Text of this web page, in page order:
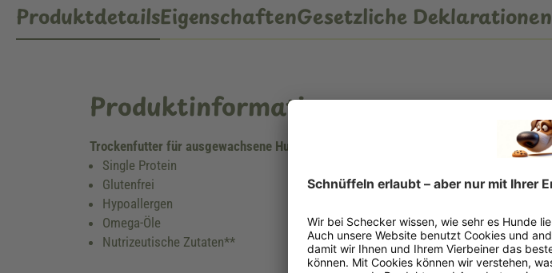
ProduktdetailsEigenschaftenGesetzliche Deklarationen
Produktinformationen
Trockenfutter für ausgewachsene Hunde
Single Protein
Glutenfrei
Hypoallergen
Omega-Öle
Nutrizeutische Zutaten**